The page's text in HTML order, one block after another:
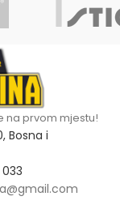
na prvom mjestu!
Bosna i